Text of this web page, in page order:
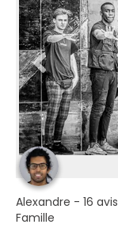
Alexandre - 16 avis
Famille